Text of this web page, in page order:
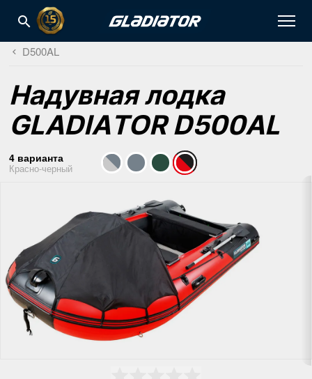
D500AL
Надувная лодка
GLADIATOR D500AL
4 варианта
Красно-черный